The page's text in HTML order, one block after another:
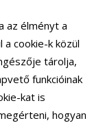
az élményt a
a cookie-k közül
tárolja,
funkcióinak
kat is
hogyan